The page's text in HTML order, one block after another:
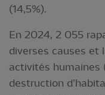
(14,5%).
En 2024, 2 055
diverses causes et
activités humaines
destruction